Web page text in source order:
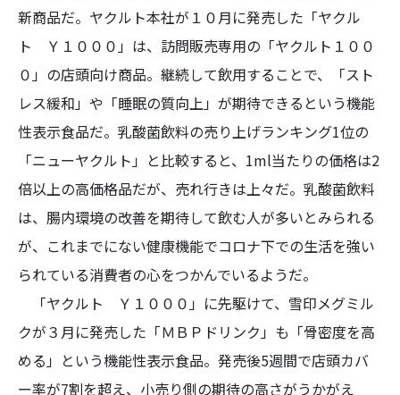
新商品だ。ヤクルト本社が１０月に発売した「ヤクル
ト Ｙ１０００」は、訪問販売専用の「ヤクルト１００
０」の店頭向け商品。継続して飲用することで、「スト
レス緩和」や「睡眠の質向上」が期待できるという機能
性表示食品だ。乳酸菌飲料の売り上げランキング1位の
「ニューヤクルト」と比較すると、1ml当たりの価格は2
倍以上の高価格品だが、売れ行きは上々だ。乳酸菌飲料
は、腸内環境の改善を期待して飲む人が多いとみられる
が、これまでにない健康機能でコロナ下での生活を強い
られている消費者の心をつかんでいるようだ。
「ヤクルト Ｙ１０００」に先駆けて、雪印メグミル
クが３月に発売した「ＭＢＰドリンク」も「骨密度を高
める」という機能性表示食品。発売後5週間で店頭カバ
ー率が7割を超え、小売り側の期待の高さがうかがえ